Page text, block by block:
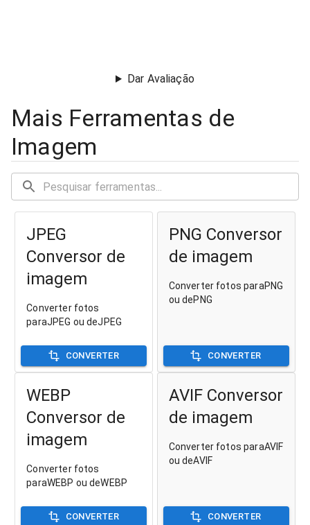
Dar Avaliação
Mais Ferramentas de
Imagem
JPEG
Conversor de
imagem
Converter fotos
paraJPEG ou deJPEG
CONVERTER
PNG Conversor
de imagem
Converter fotos paraPNG
ou dePNG
CONVERTER
WEBP
Conversor de
imagem
Converter fotos
paraWEBP ou deWEBP
CONVERTER
AVIF Conversor
de imagem
Converter fotos paraAVIF
ou deAVIF
CONVERTER